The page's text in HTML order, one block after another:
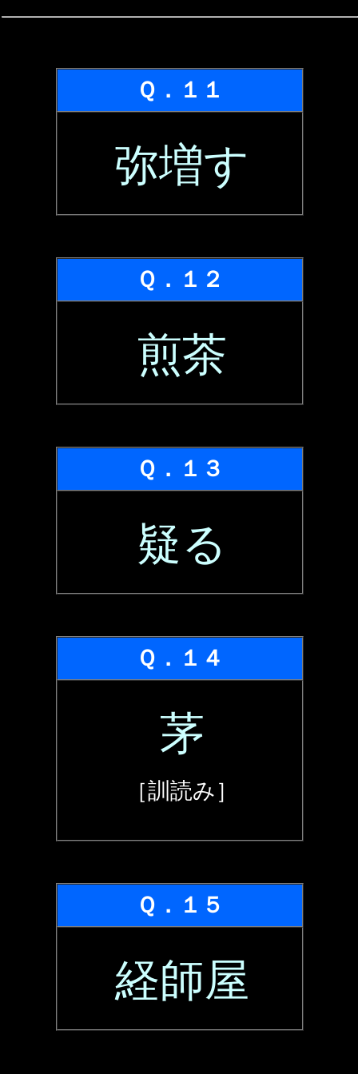
Ｑ．１１
弥増す
Ｑ．１２
煎茶
Ｑ．１３
疑る
Ｑ．１４
茅
［訓読み］
Ｑ．１５
経師屋